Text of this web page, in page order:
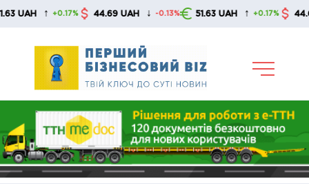
Skip
↑ +0.17% 44.69 UAH ↓ -0.13% 51.63 UAH ↑ +0.17% 44.69 UAH